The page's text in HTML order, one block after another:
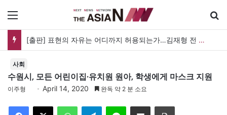
[출판] 표현의 자유는 어디까지 허용되는가…김재형 전 대법관 ‘언론과 인격권’
사회
수원시, 모든 어린이집·유치원 원아, 학생에게 마스크 지원
이주형 April 14, 2020 완독 약 2 분 소요
Telegram 이메일